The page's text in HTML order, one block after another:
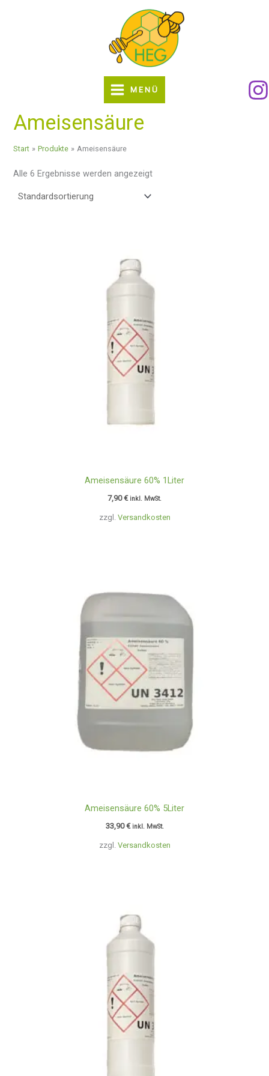
MENÜ
Ameisensäure
Start Produkte Ameisensäure
Alle 6 Ergebnisse werden angezeigt
zzgl. Versandkosten
Ameisensäure 60% 1Liter
7,90€ inkl. MwSt.
zzgl. Versandkosten
Ameisensäure 60% 5Liter
33,90€ inkl. MwSt.